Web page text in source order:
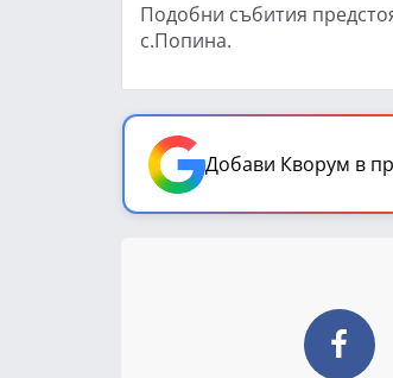
Подобни събития
с.Попина.
Добави Кворум в